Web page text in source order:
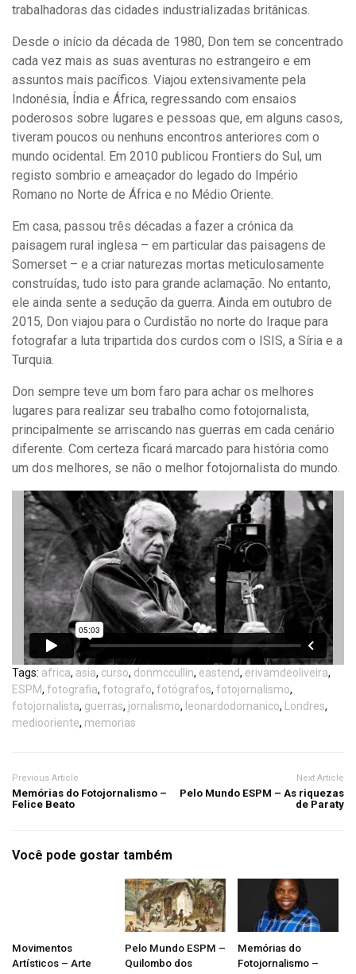
trabalhadoras das cidades industrializadas britânicas.
Desde o início da década de 1980, Don tem se concentrado
cada vez mais as suas aventuras no estrangeiro e em
assuntos mais pacíficos. Viajou extensivamente pela
Indonésia, Índia e África, regressando com ensaios
poderosos sobre lugares e pessoas que, em alguns casos,
tiveram poucos ou nenhuns encontros anteriores com o
mundo ocidental. Em 2010 publicou Frontiers do Sul, um
registo sombrio e ameaçador do legado do Império
Romano no Norte de África e no Médio Oriente.
Em casa, passou três décadas a fazer a crónica da
paisagem rural inglesa – em particular das paisagens de
Somerset – e a criar naturezas mortas meticulosamente
construídas, tudo isto para grande aclamação. No entanto,
ele ainda sente a sedução da guerra. Ainda em outubro de
2015, Don viajou para o Curdistão no norte do Iraque para
fotografar a luta tripartida dos curdos com o ISIS, a Síria e a
Turquia.
Don sempre teve um bom faro para achar os melhores
lugares para realizar seu trabalho como fotojornalista,
principalmente se arriscando nas guerras em cada cenário
diferente. Com certeza ficará marcado para história como
um dos melhores, se não o melhor fotojornalista do mundo.
Tags: africa, asia, curso, donmccullin, eastend, erivamdeoliveira,
ESPM, fotografia, fotografo, fotógrafos, fotojornalismo,
fotojornalista, guerras, jornalismo, leonardodomanico, Londres,
mediooriente, memorias
Previous Article
Memórias do Fotojornalismo –
Felice Beato
Next Article
Pelo Mundo ESPM – As riquezas
de Paraty
Você pode gostar também
Movimentos
Artísticos – Arte
Pelo Mundo ESPM –
Quilombo dos
Memórias do
Fotojornalismo –